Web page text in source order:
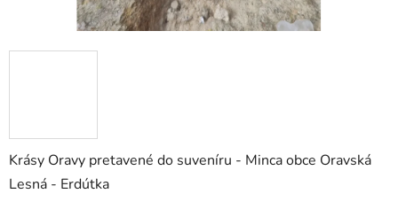
Krásy Oravy pretavené do suveníru - Minca obce Oravská
Lesná - Erdútka